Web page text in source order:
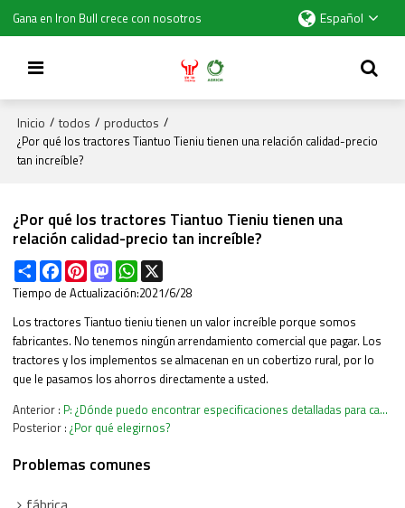
Gana en Iron Bull crece con nosotros Español
Inicio / todos / productos /
¿Por qué los tractores Tiantuo Tieniu tienen una relación calidad-precio
tan increíble?
¿Por qué los tractores Tiantuo Tieniu tienen una
relación calidad-precio tan increíble?
ShareFacebookPinterestMastodon
WhatsApp
Tiempo de Actualización:2021/6/28
Los tractores Tiantuo tieniu tienen un valor increíble porque somos
fabricantes. No tenemos ningún arrendamiento comercial que pagar. Los
tractores y los implementos se almacenan en un cobertizo rural, por lo
que le pasamos los ahorros directamente a usted.
Anterior
P: ¿Dónde puedo encontrar especificaciones detalladas para cada modelo de máquina?
Posterior ¿Por qué elegirnos?
Problemas comunes